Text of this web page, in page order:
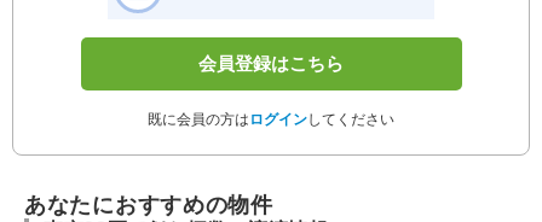
会員登録はこちら
既に会員の方は ログインしてください
あなたにおすすめの物件